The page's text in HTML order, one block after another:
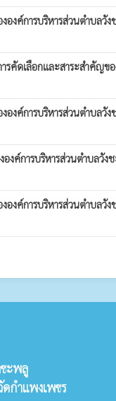
งองค์การบริหารส่วนตำบ
รคัดเลือกและสาระสำ
งองค์การบริหารส่วนตำบ
งองค์การบริหารส่วนตำบ
งองค์การบริหารส่วนตำบ
ะพลู
กำแพงเพชร